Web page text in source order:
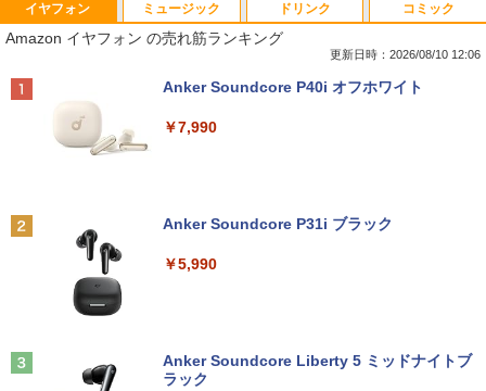
イヤフォン
Amazon イヤフォン の売れ筋ランキング
更新日時：2026/08/10 12:06
Anker Soundcore P40i オフホワイト
￥7,990
Anker Soundcore P31i ブラック
￥5,990
Anker Soundcore Liberty 5 ミッドナイトブ
ラック
ミュージック ドリンク コミック